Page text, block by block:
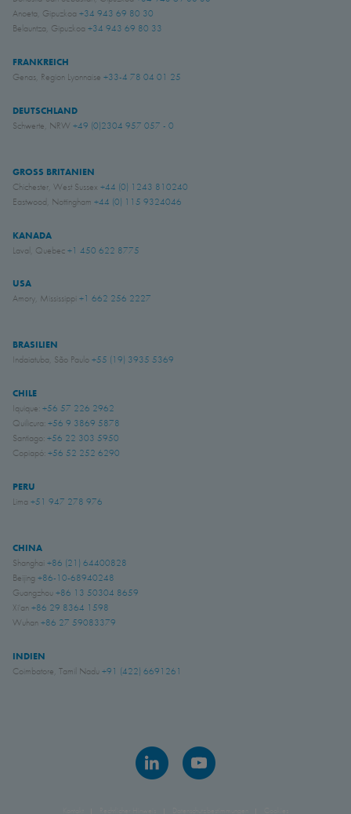
Anoeta, Gipuzkoa +34 943 69 80 30
Belauntza, Gipuzkoa +34 943 69 80 33
FRANKREICH
Genas, Region Lyonnaise +33-4 78 04 01 25
DEUTSCHLAND
Schwerte, NRW +49 (0)2304 957 057 - 0
GROSS BRITANIEN
Chichester, West Sussex +44 (0) 1243 810240
Eastwood, Nottingham +44 (0) 115 9324046
KANADA
Laval, Quebec+1 450 622 8775
USA
Amory, Mississippi +1 662 256 2227
BRASILIEN
Indaiatuba, São Paulo +55 (19) 3935 5369
CHILE
Iquique: +56 57 226 2962
Quilicura: +56 9 3869 5878
Santiago: +56 22 303 5950
Copiapó: +56 52 252 6290
PERU
Lima +51 947 278 976
CHINA
Shanghai +86 (21) 64400828
Beijing +86-10-68940248
Guangzhou +86 13 50304 8659
Xi'an +86 29 8364 1598
Wuhan +86 27 59083379
INDIEN
Coimbatore, Tamil Nadu +91 (422) 6691261